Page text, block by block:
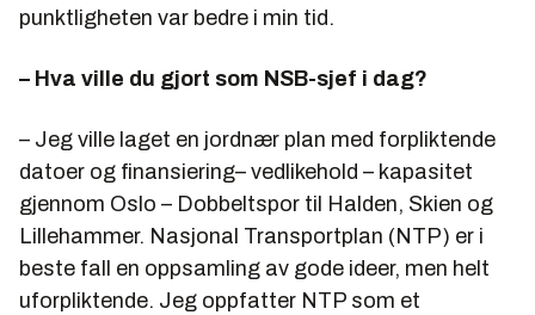
punktligheten var bedre i min tid.
– Hva ville du gjort som NSB-sjef i dag?
– Jeg ville laget en jordnær plan med forpliktende
datoer og finansiering– vedlikehold – kapasitet
gjennom Oslo – Dobbeltspor til Halden, Skien og
Lillehammer. Nasjonal Transportplan (NTP) er i
beste fall en oppsamling av gode ideer, men helt
uforpliktende. Jeg oppfatter NTP som et